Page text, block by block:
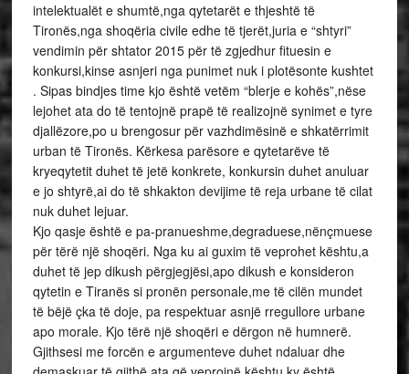
intelektualët e shumtë,nga qytetarët e thjeshtë të
Tironës,nga shoqëria civile edhe të tjerët,juria e “shtyri”
vendimin për shtator 2015 për të zgjedhur fituesin e
konkursi,kinse asnjeri nga punimet nuk i plotësonte kushtet
. Sipas bindjes time kjo është vetëm “blerje e kohës”,nëse
lejohet ata do të tentojnë prapë të realizojnë synimet e tyre
djallëzore,po u brengosur për vazhdimësinë e shkatërrimit
urban të Tironës. Kërkesa parësore e qytetarëve të
kryeqytetit duhet të jetë konkrete, konkursin duhet anuluar
e jo shtyrë,ai do të shkakton devijime të reja urbane të cilat
nuk duhet lejuar.
Kjo qasje është e pa-pranueshme,degraduese,nënçmuese
për tërë një shoqëri. Nga ku ai guxim të veprohet kështu,a
duhet të jep dikush përgjegjësi,apo dikush e konsideron
qytetin e Tiranës si pronën personale,me të cilën mundet
të bëjë çka të doje, pa respektuar asnjë rregullore urbane
apo morale. Kjo tërë një shoqëri e dërgon në humnerë.
Gjithsesi me forcën e argumenteve duhet ndaluar dhe